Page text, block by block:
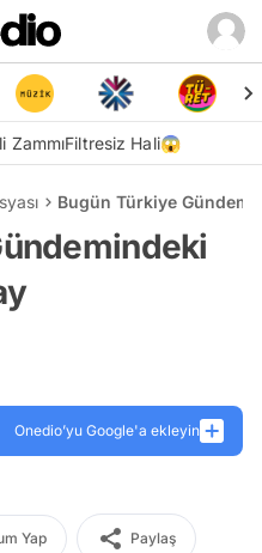
ZammıFiltresiz Hali😱
Bugün Türkiye
Onedio’yu Google'a ekleyin
Yap Paylaş